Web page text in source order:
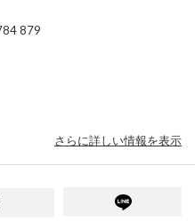
879
さらに詳しい情報を表示